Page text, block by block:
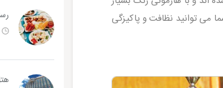
می توانید نظافت و پاکیزگی
هتل 4